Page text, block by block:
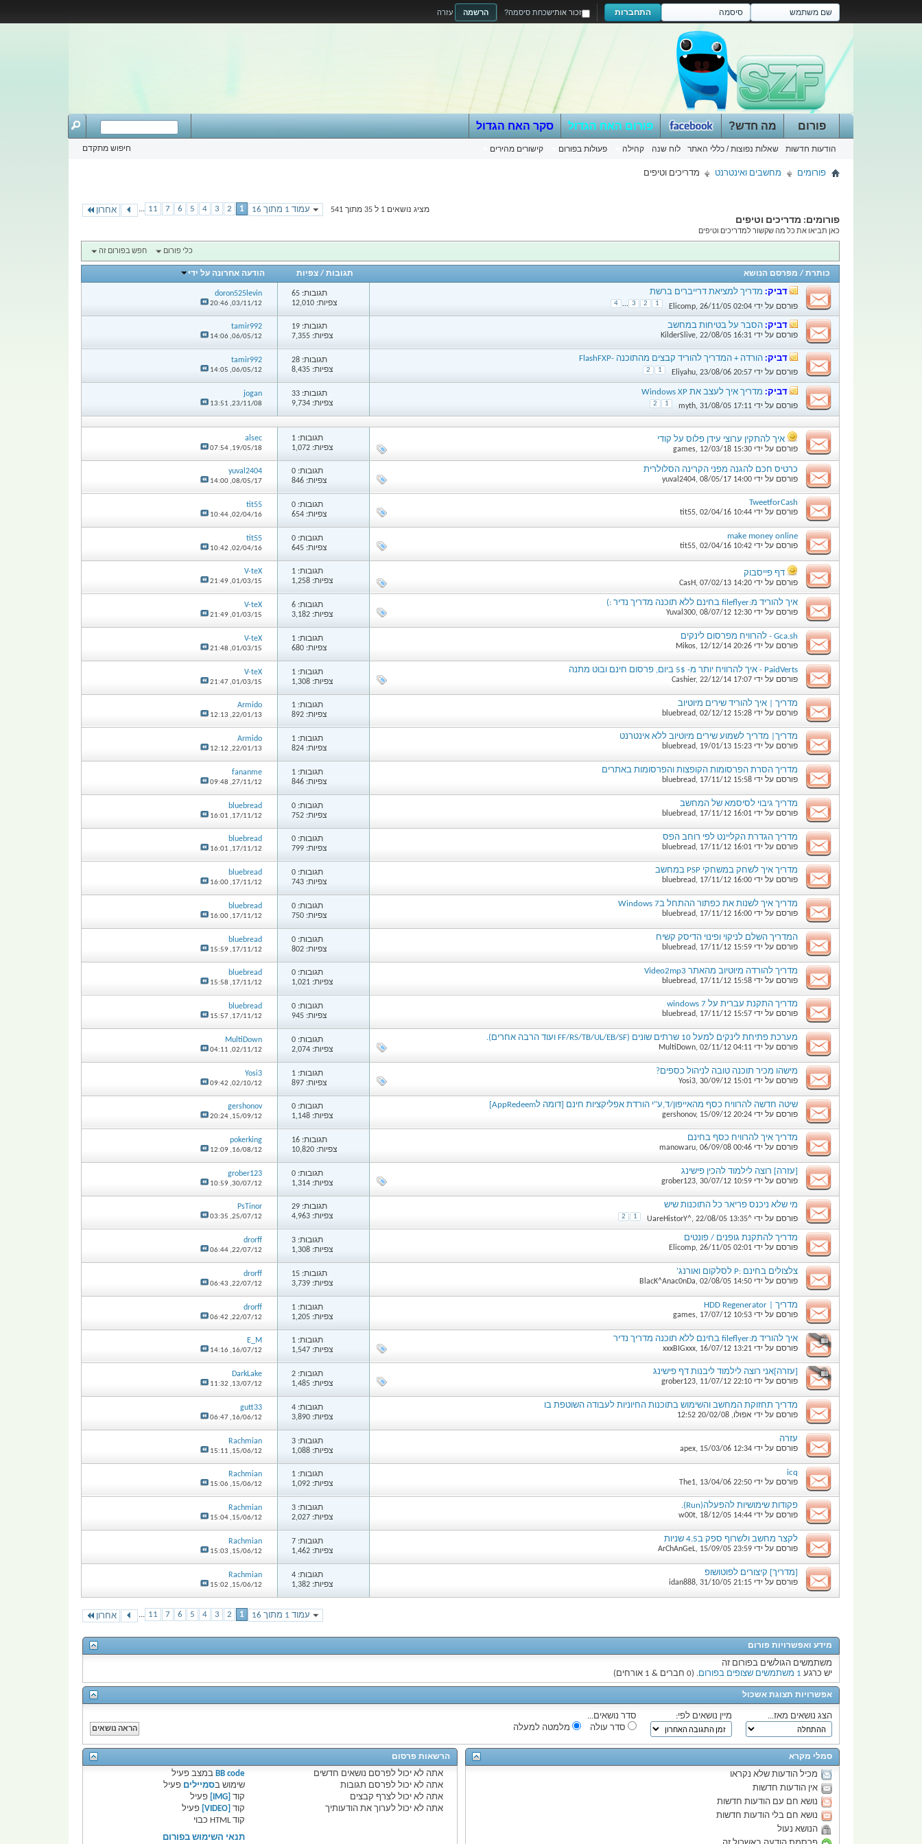
הרשמה עזרה התחברות זכור אותישכחת סיסמה?
פורום
הודעות חדשות שאלות נפוצות / כללי האתר לוח שנה קהילה פעולות בפורום קישורים מהירים
מה חדש? פורום האח הגדול סקר האח הגדול
חיפוש מתקדם
פורומים מחשבים ואינטרנט מדריכים וטיפים
עמוד 1 מתוך 16 1
2
3
4
5
6
7
11
... אחרון מציג נושאים 1 ל 35 מתוך 541
פורומים: מדריכים וטיפים
כאן תביאו את כל מה שקשור למדריכים וטיפים
כלי פורום חפש בפורום זה
כותרת / מפרסם הנושא תגובות /צפיות הודעה אחרונה על ידי
דביק: מדריך למציאת דרייברים ברשת
פורסם על ידי Elicomp, 26/11/05 02:04
1
2
3
...
4
תגובות: 65
צפיות: 12,010
doron525levin
03/11/12,
20:46
דביק: הסבר על בטיחות במחשב
פורסם על ידי KilderSlive, 22/08/05 16:31
תגובות: 19
צפיות: 7,355
tamir992
06/05/12,
14:06
דביק: הורדה + המדריך להוריד קבצים מהתוכנה -FlashFXP
פורסם על ידי Eliyahu, 23/08/06 20:57
1
2
תגובות: 28
צפיות: 8,435
tamir992
06/05/12,
14:05
דביק: מדריך איך לעצב את Windows XP
פורסם על ידי myth, 31/08/05 17:11
1
2
תגובות: 33
צפיות: 9,734
jogan
23/11/08,
13:51
איך להתקין ערוצי עידן פלוס על קודי
פורסם על ידי games, 12/03/18 15:30
תגובות: 1
צפיות: 1,072
alsec
19/05/18,
07:54
כרטיס חכם להגנה מפני הקרינה הסלולרית
פורסם על ידי yuval2404, 08/05/17 14:00
תגובות: 0
צפיות: 846
yuval2404
08/05/17,
14:00
TweetforCash
פורסם על ידי tit55, 02/04/16 10:44
תגובות: 0
צפיות: 654
tit55
02/04/16,
10:44
make money online
פורסם על ידי tit55, 02/04/16 10:42
תגובות: 0
צפיות: 645
tit55
02/04/16,
10:42
דף פייסבוק
פורסם על ידי CasH, 07/02/13 14:20
תגובות: 1
צפיות: 1,258
V-teX
01/03/15,
21:49
איך להוריד מ:fileflyer בחינם ללא תוכנה מדריך נדיר :)
פורסם על ידי Yuval300, 08/07/12 12:30
תגובות: 6
צפיות: 3,182
V-teX
01/03/15,
21:49
Gca.sh - להרוויח מפרסום לינקים
פורסם על ידי Mikos, 12/12/14 20:26
תגובות: 1
צפיות: 680
V-teX
01/03/15,
21:48
PaidVerts - איך להרוויח יותר מ- 5$ ביום, פרסום חינם ובוט מתנה
פורסם על ידי Cashier, 22/12/14 17:07
תגובות: 1
צפיות: 1,308
V-teX
01/03/15,
21:47
מדריך | איך להוריד שירים מיוטיוב
פורסם על ידי bluebread, 02/12/12 15:28
תגובות: 1
צפיות: 892
Armido
22/01/13,
12:13
מדריך| מדריך לשמוע שירים מיוטיוב ללא אינטרנט
פורסם על ידי bluebread, 19/01/13 15:23
תגובות: 1
צפיות: 824
Armido
22/01/13,
12:12
מדריך הסרת הפרסומות הקופצות והפרסומות באתרים
פורסם על ידי bluebread, 17/11/12 15:58
תגובות: 1
צפיות: 846
fananme
27/11/12,
09:48
מדריך גיבוי לסיסמא של המחשב
פורסם על ידי bluebread, 17/11/12 16:01
תגובות: 0
צפיות: 752
bluebread
17/11/12,
16:01
מדריך הגדרת הקליינט לפי רוחב הפס
פורסם על ידי bluebread, 17/11/12 16:01
תגובות: 0
צפיות: 799
bluebread
17/11/12,
16:01
מדריך איך לשחק במשחקי PSP במחשב
פורסם על ידי bluebread, 17/11/12 16:00
תגובות: 0
צפיות: 743
bluebread
17/11/12,
16:00
מדריך איך לשנות את כפתור ההתחל בWindows 7
פורסם על ידי bluebread, 17/11/12 16:00
תגובות: 0
צפיות: 750
bluebread
17/11/12,
16:00
המדריך השלם לניקוי ופינוי הדיסק קשיח
פורסם על ידי bluebread, 17/11/12 15:59
תגובות: 0
צפיות: 802
bluebread
17/11/12,
15:59
מדריך להורדה מיוטיוב מהאתר Video2mp3
פורסם על ידי bluebread, 17/11/12 15:58
תגובות: 0
צפיות: 1,021
bluebread
17/11/12,
15:58
מדריך התקנת עברית על windows 7
פורסם על ידי bluebread, 17/11/12 15:57
תגובות: 0
צפיות: 945
bluebread
17/11/12,
15:57
מערכת פתיחת לינקים למעל 10 שרתים שונים (FF/RS/TB/UL/EB/SF ועוד הרבה אחרים).
פורסם על ידי MultiDown, 02/11/12 04:11
תגובות: 0
צפיות: 2,074
MultiDown
02/11/12,
04:11
מישהו מכיר תוכנה טובה לניהול כספים?
פורסם על ידי Yosi3, 30/09/12 15:01
תגובות: 1
צפיות: 897
Yosi3
02/10/12,
09:42
שיטה חדשה להרוויח כסף מהאייפון/ד,ע"י הורדת אפליקציות חינם [דומה לAppRedeem]
פורסם על ידי gershonov, 15/09/12 20:24
תגובות: 0
צפיות: 1,148
gershonov
15/09/12,
20:24
מדריך איך להרוויח כסף בחינם
פורסם על ידי manowaru, 06/09/08 00:46
תגובות: 16
צפיות: 10,820
pokerking
16/08/12,
12:09
[עזרה] רוצה לילמוד להכין פישינג
פורסם על ידי grober123, 30/07/12 10:59
תגובות: 0
צפיות: 1,314
grober123
30/07/12,
10:59
מי שלא ניכנס פריאר כל התוכנות שיש
פורסם על ידי ^UareHistorY^
, 22/08/05 13:35
1
2
תגובות: 29
צפיות: 4,963
PsTinor
25/07/12,
03:35
מדריך להתקנת גופנים / פונטים
פורסם על ידי Elicomp, 26/11/05 02:01
תגובות: 3
צפיות: 1,308
drorff
22/07/12,
06:44
צלצולים בחינם :P לסלקום ואורנג'
פורסם על ידי BlacK^Anac0nDa, 02/08/05 14:50
תגובות: 15
צפיות: 3,739
drorff
22/07/12,
06:43
מדריך | HDD Regenerator
פורסם על ידי games, 17/07/12 10:53
תגובות: 1
צפיות: 1,205
drorff
22/07/12,
06:42
איך להוריד מ:fileflyer בחינם ללא תוכנה מדריך נדיר
פורסם על ידי xxxBIGxxx, 16/07/12 13:21
תגובות: 1
צפיות: 1,547
E_M
16/07/12,
14:16
[עזרה]אני רוצה לילמוד ליבנות דף פישינג
פורסם על ידי grober123, 11/07/12 22:10
תגובות: 2
צפיות: 1,485
DarkLake
13/07/12,
11:32
מדריך תחזוקת המחשב והשימוש בתוכנות החיוניות לעבודה השוטפת בו
פורסם על ידי אפולו,
20/02/08
תגובות: 4
צפיות: 3,890
gutt33
16/06/12,
06:47
עזרה
פורסם על ידי apex, 15/03/06 12:34
תגובות: 3
צפיות: 1,088
Rachmian
15/06/12,
15:11
icq
פורסם על ידי The1, 13/04/06 22:50
תגובות: 1
צפיות: 1,092
Rachmian
15/06/12,
15:06
פקודות שימושיות להפעלה(Run).
פורסם על ידי w00t, 18/12/05 14:44
תגובות: 3
צפיות: 2,027
Rachmian
15/06/12,
15:04
לקצר מחשב ולשרוף ספק ב4.5 שניות
פורסם על ידי ArChAnGeL, 15/09/05 23:59
תגובות: 7
צפיות: 1,462
Rachmian
15/06/12,
15:03
[מדריך] קיצורים לפוטושופ
פורסם על ידי idan888, 31/10/05 21:15
תגובות: 4
צפיות: 1,382
Rachmian
15/06/12,
15:02
עמוד 1 מתוך 16 1
2
3
4
5
6
7
11 אחרון
מידע ואפשרויות פורום
משתמשים הגולשים בפורום זה
יש כרגע 1 משתמשים שצופים בפורום . (0 חברים & 1 אורחים)
אפשרויות תצוגת אשכול
הצג נושאים מאז... מיין נושאים לפי:
סדר נושאים...
סדר עולה
מלמטה למעלה
סמלי מקרא
מכיל הודעות שלא נקראו
אין הודעות חדשות
נושא חם עם הודעות חדשות
נושא חם בלי הודעות חדשות
הנושא נעול
הרשאות פרסום
אתהלא יכול לפרסם נושאים חדשים
אתהלא יכול לפרסם תגובות
אתהלא יכול לצרף קבצים
אתהלא יכול לערוך את הודעותיך
BB code במצב פעיל
שימוש בסמיילים פעיל
קוד [IMG]
פעיל
קוד [VIDEO]
פעיל
קוד HTML
כבוי
תנאי השימוש בפורום